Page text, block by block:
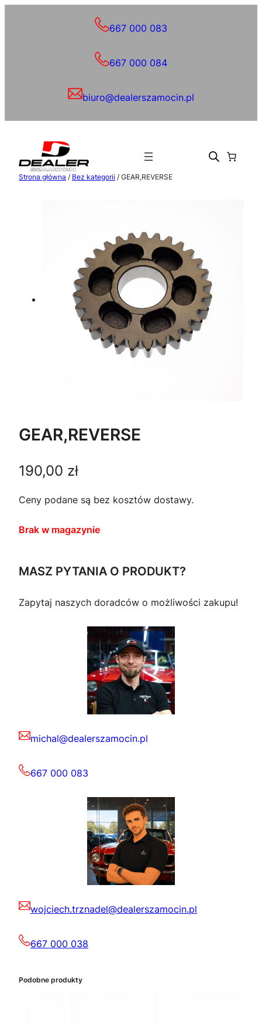
667 000 083
667 000 084
biuro@dealerszamocin.pl
Strona główna / Bez kategorii / GEAR,REVERSE
GEAR,REVERSE
190,00 zł
Ceny podane są bez kosztów dostawy.
Brak w magazynie
MASZ PYTANIA O PRODUKT?
Zapytaj naszych doradców o możliwości zakupu!
michal@dealerszamocin.pl
667 000 083
wojciech.trznadel@dealerszamocin.pl
667 000 038
Podobne produkty